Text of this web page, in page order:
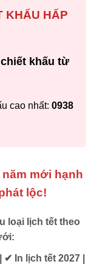
KHẤU HẤP
chiết khấu từ
cao nhất: 0938
mới hạnh
lộc!
loại lịch tết theo
In lịch tết 2027 |